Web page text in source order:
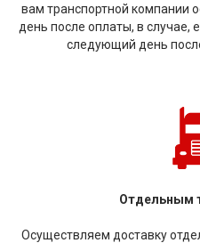
вам транспортной компании
день после оплаты, в случае,
следующий день
Отдельным
Осуществляем доставку